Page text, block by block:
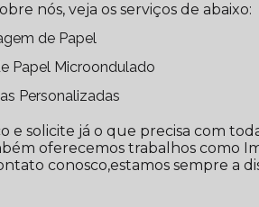
nós, veja os serviços de abaixo:
de Papel
Papel Microondulado
Personalizadas
e solicite já o que precisa com
oferecemos trabalhos como
conosco,estamos sempre a